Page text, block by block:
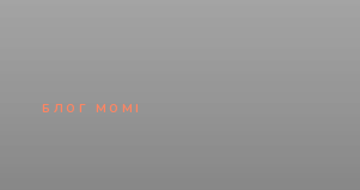
БЛОГ MOMI